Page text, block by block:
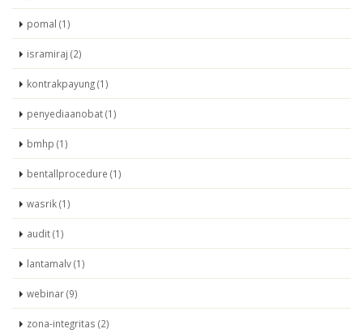
pomal (1)
isramiraj (2)
kontrakpayung (1)
penyediaanobat (1)
bmhp (1)
bentallprocedure (1)
wasrik (1)
audit (1)
lantamalv (1)
webinar (9)
zona-integritas (2)